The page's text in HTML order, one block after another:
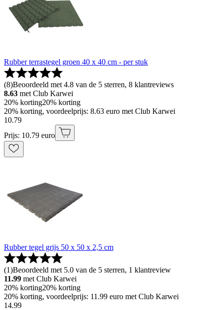
Rubber terrastegel groen 40 x 40 cm - per stuk
(8)Beoordeeld met 4.8 van de 5 sterren, 8 klantreviews
8.63 met Club Karwei
20% korting20% korting
20% korting, voordeelprijs: 8.63 euro met Club Karwei
10.79
Prijs: 10.79 euro
Rubber tegel grijs 50 x 50 x 2,5 cm
(1)Beoordeeld met 5.0 van de 5 sterren, 1 klantreview
11.99 met Club Karwei
20% korting20% korting
20% korting, voordeelprijs: 11.99 euro met Club Karwei
14.99